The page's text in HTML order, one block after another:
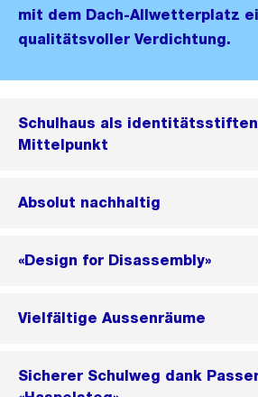
mit dem Dach-Allwetterplatz
qualitätsvoller Verdichtung.
Schulhaus als
Mittelpunkt
Absolut nachhaltig
«Design for Disassembly»
Vielfältige Aussenräume
Sicherer Schulweg dank